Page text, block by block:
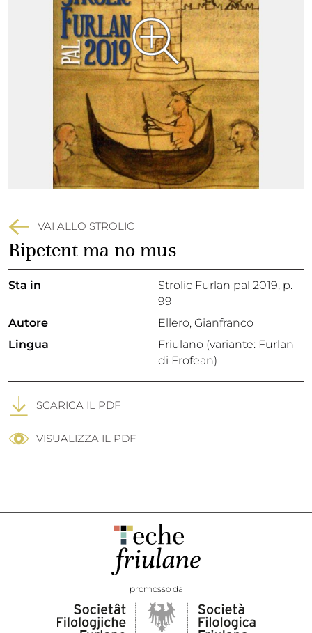
VAI ALLO STROLIC
Ripetent ma no mus
Sta in Strolic Furlan pal 2019, p.
99
Autore
Ellero, Gianfranco
Lingua
Friulano (variante: Furlan
di Frofean)
SCARICA IL PDF
VISUALIZZA IL PDF
promosso da